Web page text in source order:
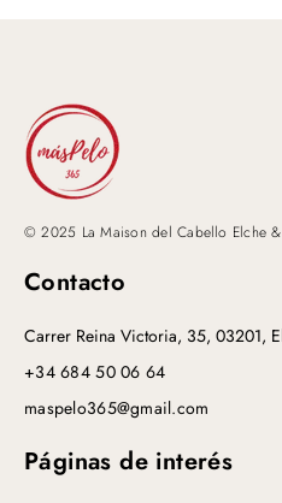
© 2025 La Maison del Cabello Elche
Contacto
Carrer Reina Victoria, 35, 03201,
+34 684 50 06 64
maspelo365@gmail.com
Páginas de interés